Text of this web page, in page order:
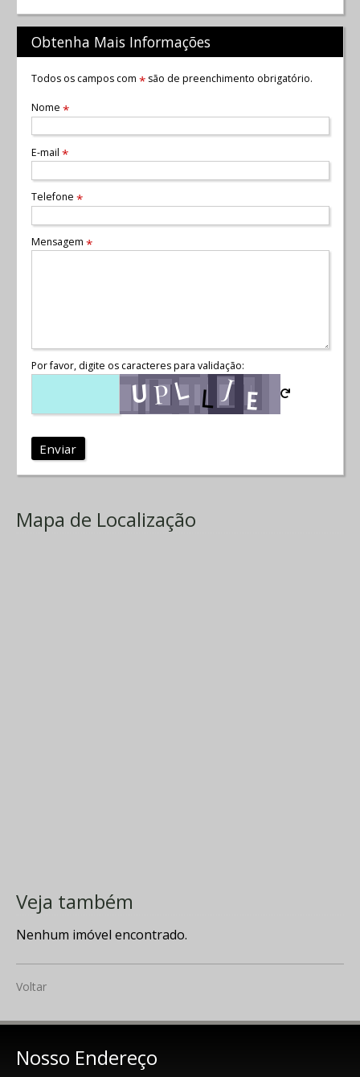
Obtenha Mais Informações
Todos os campos com *são de preenchimento obrigatório.
Nome *
E-mail *
Telefone *
Mensagem *
Por favor, digite os caracteres para validação:
Enviar
Mapa de Localização
Veja também
Nenhum imóvel encontrado.
Voltar
Nosso Endereço